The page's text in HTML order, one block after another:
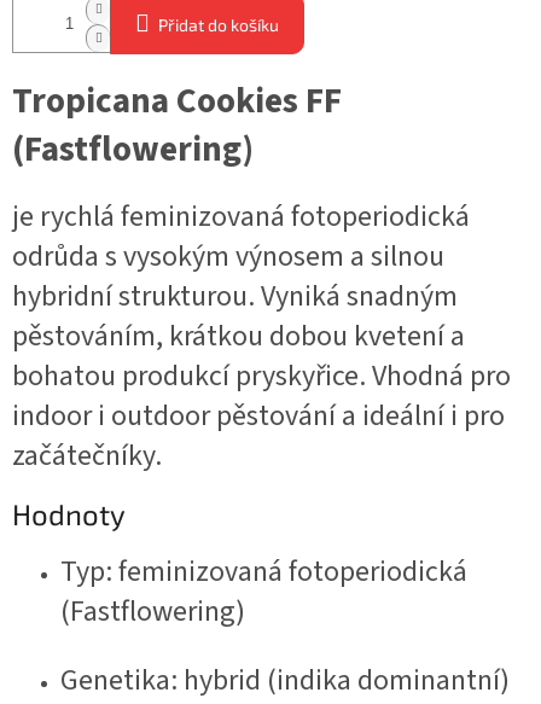
Přidat do košíku
Tropicana Cookies FF
(Fastflowering)
je rychlá feminizovaná fotoperiodická
odrůda s vysokým výnosem a silnou
hybridní strukturou. Vyniká snadným
pěstováním, krátkou dobou kvetení a
bohatou produkcí pryskyřice. Vhodná pro
indoor i outdoor pěstování a ideální i pro
začátečníky.
Hodnoty
Typ: feminizovaná fotoperiodická
(Fastflowering)
Genetika: hybrid (indika dominantní)